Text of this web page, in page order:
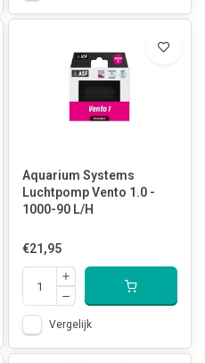
Aquarium Systems
Luchtpomp Vento 1.0 -
1000-90 L/H
€21,95
Vergelijk